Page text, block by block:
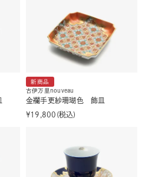
新商品
古伊万里nouveau
金襴手更紗珊瑚色 飾皿
¥19,800 税込